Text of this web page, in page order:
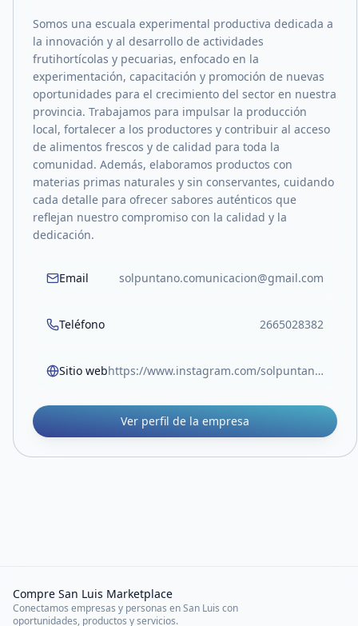
Somos una escuala experimental productiva dedicada a
la innovación y al desarrollo de actividades
frutihortícolas y pecuarias, enfocado en la
experimentación, capacitación y promoción de nuevas
oportunidades para el crecimiento del sector en nuestra
provincia. Trabajamos para impulsar la producción
local, fortalecer a los productores y contribuir al acceso
de alimentos frescos y de calidad para toda la
comunidad. Además, elaboramos productos con
materias primas naturales y sin conservantes, cuidando
cada detalle para ofrecer sabores auténticos que
reflejan nuestro compromiso con la calidad y la
dedicación.
Email solpuntano.comunicacion@gmail.com
Teléfono 2665028382
Sitio web https://www.instagram.com/solpuntano?igsh=YmRscmxpandlcTRm
Ver perfil de la empresa
Compre San Luis Marketplace
Conectamos empresas y personas en San Luis con
oportunidades, productos y servicios.